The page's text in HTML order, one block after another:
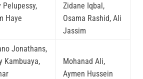
Pelupessy,
Haye
Zidane Iqbal,
Osama Rashid, Ali
Jassim
Jonathans,
Kambuaya,
Mohanad Ali,
Aymen Hussein